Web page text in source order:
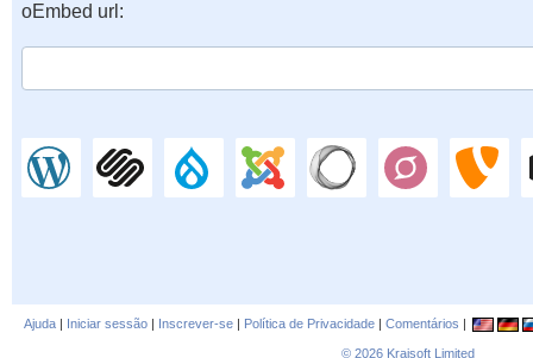
oEmbed url:
Ajuda | Iniciar sessão | Inscrever-se | Política de Privacidade | Comentários |
© 2026 Kraisoft Limited